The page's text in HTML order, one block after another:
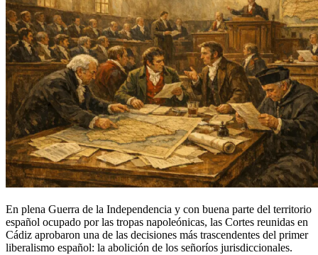
En plena Guerra de la Independencia y con buena parte del territorio
español ocupado por las tropas napoleónicas, las Cortes reunidas en
Cádiz aprobaron una de las decisiones más trascendentes del primer
liberalismo español: la abolición de los señoríos jurisdiccionales.